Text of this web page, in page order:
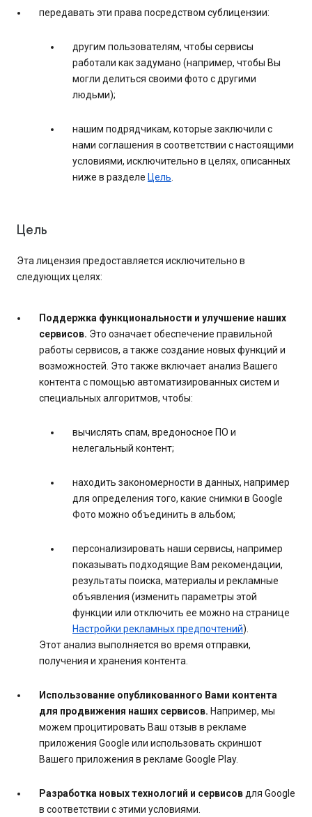
передавать эти права посредством сублицензии:
другим пользователям, чтобы сервисы
работали как задумано (например, чтобы Вы
могли делиться своими фото с другими
людьми);
нашим подрядчикам, которые заключили с
нами соглашения в соответствии с настоящими
условиями, исключительно в целях, описанных
ниже в разделе Цель
Цель
Эта лицензия предоставляется исключительно в
следующих целях:
Поддержка функциональности и улучшение наших
сервисов. Это означает обеспечение правильной
работы сервисов, а также создание новых функций и
возможностей. Это также включает анализ Вашего
контента с помощью автоматизированных систем и
специальных алгоритмов, чтобы:
вычислять спам, вредоносное ПО и
нелегальный контент;
находить закономерности в данных, например
для определения того, какие снимки в Google
Фото можно объединить в альбом;
персонализировать наши сервисы, например
показывать подходящие Вам рекомендации,
результаты поиска, материалы и рекламные
объявления (изменить параметры этой
функции или отключить ее можно на странице
Настройки рекламных предпочтений).
Этот анализ выполняется во время отправки,
получения и хранения контента.
Использование опубликованного Вами контента
для продвижения наших сервисов. Например, мы
можем процитировать Ваш отзыв в рекламе
приложения Google или использовать скриншот
Вашего приложения в рекламе Google Play.
Разработка новых технологий и сервисов для Google
в соответствии с этими условиями.